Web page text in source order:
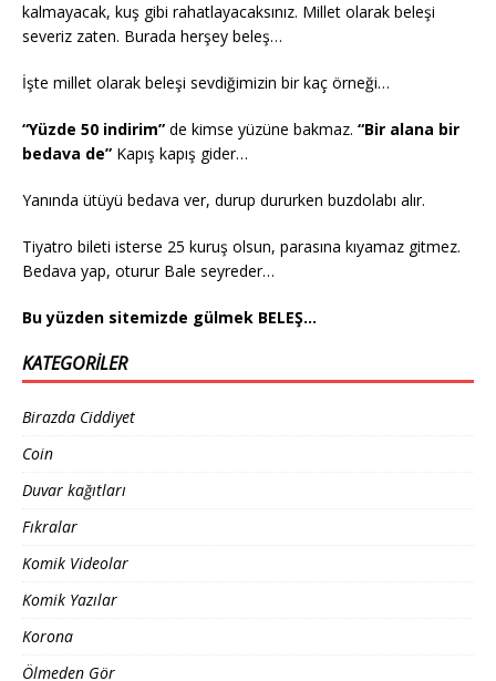
kalmayacak, kuş gibi rahatlayacaksınız. Millet olarak beleşi
severiz zaten. Burada herşey beleş…
İşte millet olarak beleşi sevdiğimizin bir kaç örneği…
“Yüzde 50 indirim” de kimse yüzüne bakmaz. “Bir alana bir
bedava de” Kapış kapış gider…
Yanında ütüyü bedava ver, durup dururken buzdolabı alır.
Tiyatro bileti isterse 25 kuruş olsun, parasına kıyamaz gitmez.
Bedava yap, oturur Bale seyreder…
Bu yüzden sitemizde gülmek BELEŞ…
KATEGORILER
Birazda Ciddiyet
Coin
Duvar kağıtları
Fıkralar
Komik Videolar
Komik Yazılar
Korona
Ölmeden Gör